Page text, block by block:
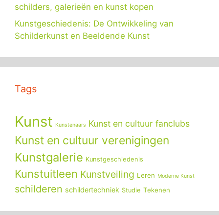
schilders, galerieën en kunst kopen
Kunstgeschiedenis: De Ontwikkeling van
Schilderkunst en Beeldende Kunst
Tags
Kunst Kunstenaars Kunst en cultuur fanclubs
Kunst en cultuur verenigingen
Kunstgalerie Kunstgeschiedenis
Kunstuitleen Kunstveiling Leren Moderne Kunst
schilderen schildertechniek Studie Tekenen